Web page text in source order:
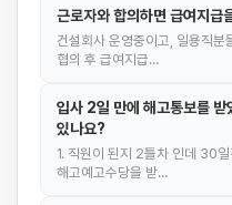
근로자와 합의하면 급여지급
건설회사 운영중이고, 일용직분
협의 후 급여지급…
입사 2일 만에 해고통보를
있나요?
1. 직원이 된지 2틀차 인데 30
해고예고수당을 받…